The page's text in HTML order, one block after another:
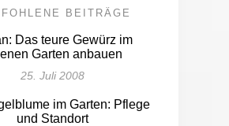
BEITRÄGE
Das teure Gewürz im
Garten anbauen
25. Juli 2008
im Garten: Pflege
und Standort